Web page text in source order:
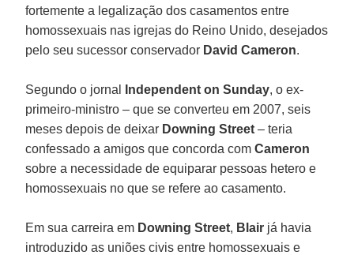
fortemente a legalização dos casamentos entre
homossexuais nas igrejas do Reino Unido, desejados
pelo seu sucessor conservador David Cameron.
Segundo o jornal Independent on Sunday, o ex-
primeiro-ministro – que se converteu em 2007, seis
meses depois de deixar Downing Street – teria
confessado a amigos que concorda comCameron
sobre a necessidade de equiparar pessoas hetero e
homossexuais no que se refere ao casamento.
Em sua carreira em Downing Street, Blair já havia
introduzido as uniões civis entre homossexuais e